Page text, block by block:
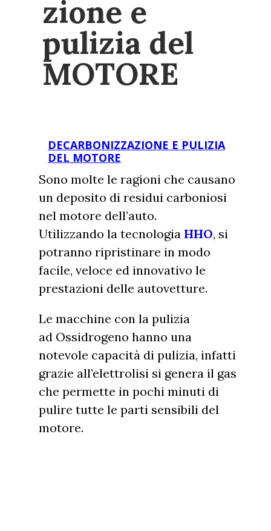
zione e
pulizia del
MOTORE
DECARBONIZZAZIONE E PULIZIA
DEL MOTORE
Sono molte le ragioni che causano
un deposito di residui carboniosi
nel motore dell’auto.
Utilizzando la tecnologia HHO, si
potranno ripristinare in modo
facile, veloce ed innovativo le
prestazioni delle autovetture.
Le macchine con la pulizia
ad Ossidrogeno hanno una
notevole capacità di pulizia, infatti
grazie all’elettrolisi si genera il gas
che permette in pochi minuti di
pulire tutte le parti sensibili del
motore.